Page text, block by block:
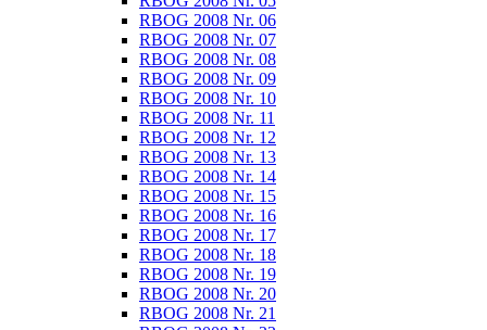
RBOG 2008 Nr. 06
RBOG 2008 Nr. 07
RBOG 2008 Nr. 08
RBOG 2008 Nr. 09
RBOG 2008 Nr. 10
RBOG 2008 Nr. 11
RBOG 2008 Nr. 12
RBOG 2008 Nr. 13
RBOG 2008 Nr. 14
RBOG 2008 Nr. 15
RBOG 2008 Nr. 16
RBOG 2008 Nr. 17
RBOG 2008 Nr. 18
RBOG 2008 Nr. 19
RBOG 2008 Nr. 20
RBOG 2008 Nr. 21